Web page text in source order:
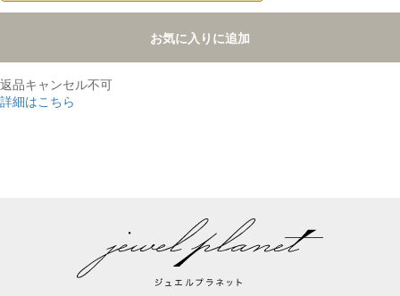
お気に入りに追加
返品キャンセル不可
詳細はこちら